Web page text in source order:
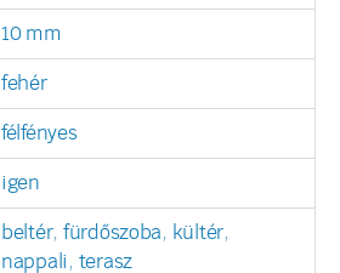
10 mm
fehér
félfényes
igen
beltér, fürdőszoba, kültér,
nappali, terasz